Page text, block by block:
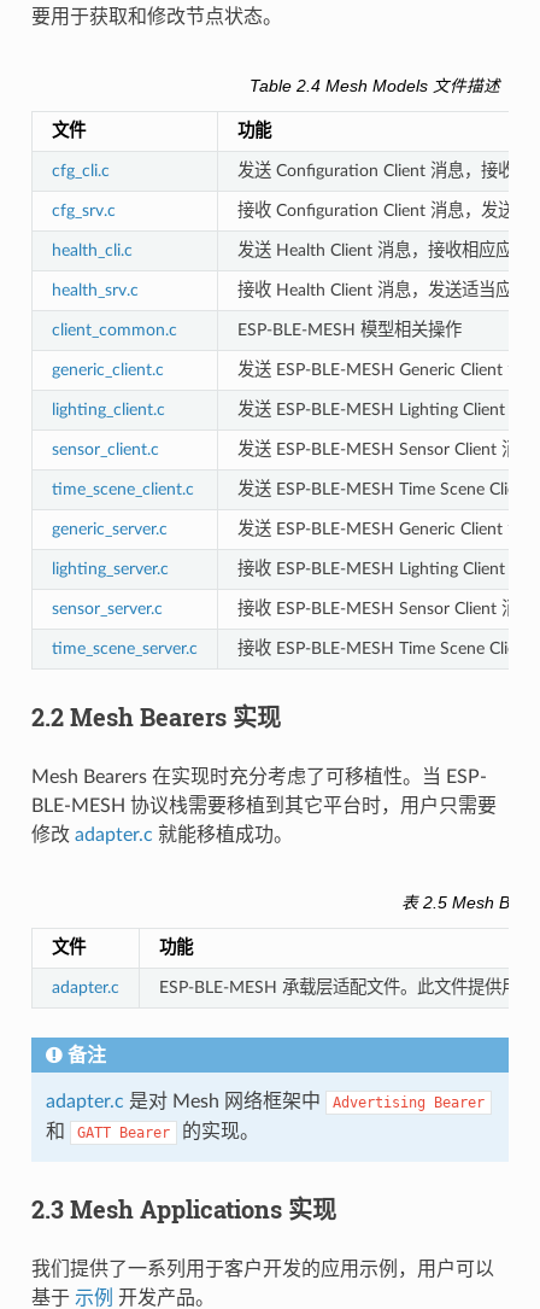
要用于获取和修改节点状态。
Table 2.4 Mesh Models 文件描述
文件 功能
cfg_cli.c 发送 Configuration Client 消息，接收相
cfg_srv.c 接收 Configuration Client 消息，发送适
health_cli.c 发送 Health Client 消息，接收相应应答
health_srv.c 接收 Health Client 消息，发送适当应答
client_common.c ESP-BLE-MESH 模型相关操作
generic_client.c 发送 ESP-BLE-MESH Generic Client 消
lighting_client.c 发送 ESP-BLE-MESH Lighting Client 消
sensor_client.c 发送 ESP-BLE-MESH Sensor Client 消
time_scene_client.c 发送 ESP-BLE-MESH Time Scene
generic_server.c 发送 ESP-BLE-MESH Generic Client 消
lighting_server.c 接收 ESP-BLE-MESH Lighting Client 消
sensor_server.c 接收 ESP-BLE-MESH Sensor Client 消
time_scene_server.c 接收 ESP-BLE-MESH Time Scene
2.2 Mesh Bearers 实现
Mesh Bearers 在实现时充分考虑了可移植性。当 ESP-
BLE-MESH 协议栈需要移植到其它平台时，用户只需要
修改 adapter.c 就能移植成功。
表 2.5 Mesh
文件 功能
adapter.c ESP-BLE-MESH 承载层适配文件。此文件提供用
备注
adapter.c 是对 Mesh 网络框架中 Advertising Bearer
和 GATT Bearer 的实现。
2.3 Mesh Applications 实现
我们提供了一系列用于客户开发的应用示例，用户可以
基于 示例 开发产品。